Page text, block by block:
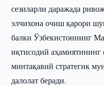
сезиларли даражада
элчихона очиш қарори
балки Ўзбекистоннинг
иқтисодий
минтақавий стратегик
далолат беради.